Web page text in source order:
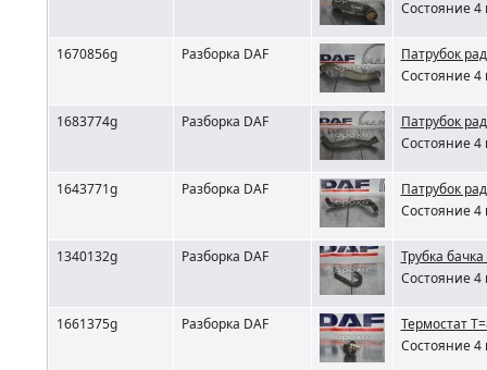
Состояние 4
1670856g Разборка DAF
Патрубок
Состояние 4
1683774g Разборка DAF
Патрубок
Состояние 4
1643771g Разборка DAF
Патрубок
Состояние 4
1340132g Разборка DAF
Трубка
Состояние 4
1661375g Разборка DAF
Термостат
Состояние 4